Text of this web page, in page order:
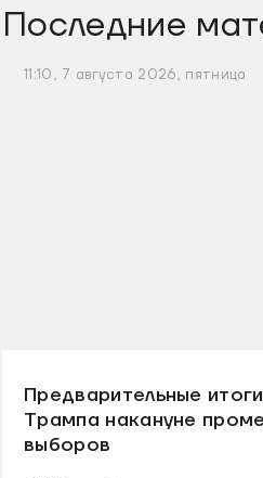
Последние
11:10, 7 августа 2026, пятница
Предварительные
Трампа накануне
выборов